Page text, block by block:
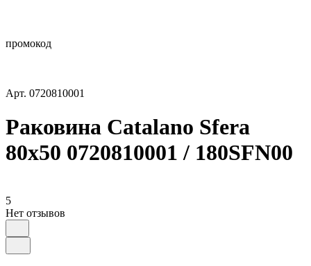
промокод
Арт. 0720810001
Раковина Catalano Sfera
80x50 0720810001 / 180SFN00
5
Нет отзывов